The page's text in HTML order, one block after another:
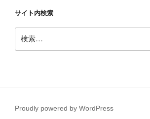
サイト内検索
索:
Proudly powered by WordPress